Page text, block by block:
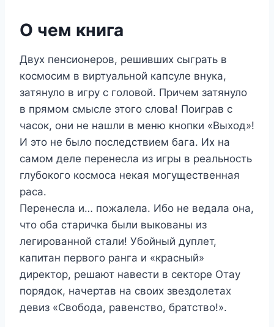
О чем книга
Двух пенсионеров, решивших сыграть в
космосим в виртуальной капсуле внука,
затянуло в игру с головой. Причем затянуло
в прямом смысле этого слова! Поиграв с
часок, они не нашли в меню кнопки «Выход»!
И это не было последствием бага. Их на
самом деле перенесла из игры в реальность
глубокого космоса некая могущественная
раса.
Перенесла и… пожалела. Ибо не ведала она,
что оба старичка были выкованы из
легированной стали! Убойный дуплет,
капитан первого ранга и «красный»
директор, решают навести в секторе Отау
порядок, начертав на своих звездолетах
девиз «Свобода, равенство, братство!».